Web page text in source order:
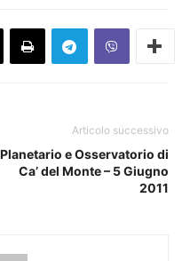
Articolo successivo
Planetario e Osservatorio di
Ca’ del Monte – 5 Giugno
2011